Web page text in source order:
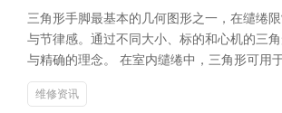
三角形手脚最基本的几何图形之一，在缱绻
与节律感。通过不同大小、标的和心机的三
与精确的理念。 在室内缱绻中，三角形可用
维修资讯